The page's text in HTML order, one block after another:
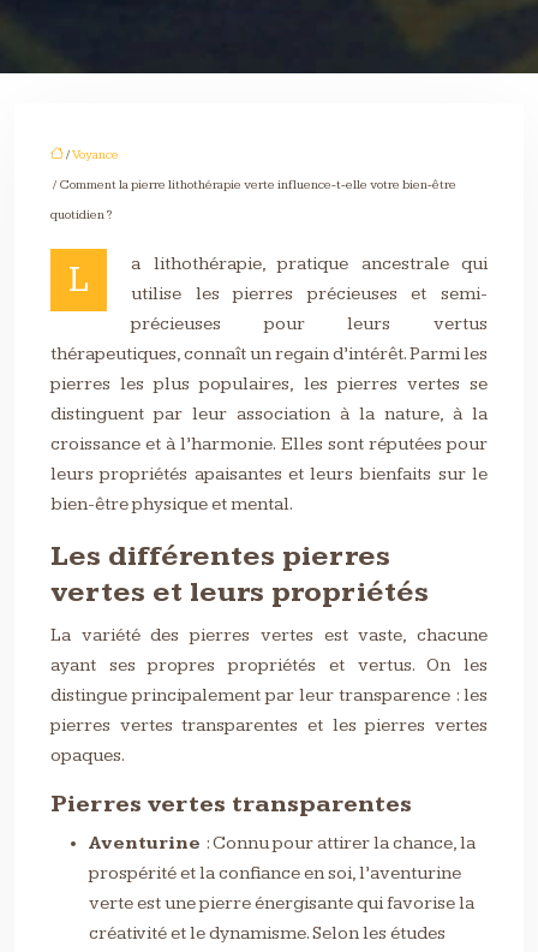
/Voyance
/ Comment la pierre lithothérapie verte influence-t-elle votre bien-être
quotidien ?
L
a lithothérapie, pratique ancestrale qui
utilise les pierres précieuses et semi-
précieuses pour leurs vertus
thérapeutiques, connaît un regain d’intérêt. Parmi les
pierres les plus populaires, les pierres vertes se
distinguent par leur association à la nature, à la
croissance et à l’harmonie. Elles sont réputées pour
leurs propriétés apaisantes et leurs bienfaits sur le
bien-être physique et mental.
Les différentes pierres
vertes et leurs propriétés
La variété des pierres vertes est vaste, chacune
ayant ses propres propriétés et vertus. On les
distingue principalement par leur transparence : les
pierres vertes transparentes et les pierres vertes
opaques.
Pierres vertes transparentes
Aventurine : Connu pour attirer la chance, la
prospérité et la confiance en soi, l’aventurine
verte est une pierre énergisante qui favorise la
créativité et le dynamisme. Selon les études